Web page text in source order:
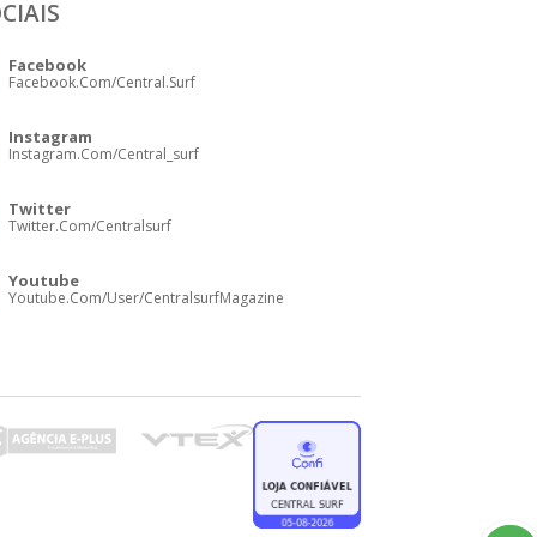
Facebook
Facebook.com/central.surf
Instagram
Instagram.com/central_surf
Twitter
Twitter.com/centralsurf
Youtube
Youtube.com/user/CentralsurfMagazine